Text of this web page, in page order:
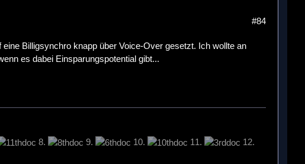
#84
Billigsynchro knapp über Voice-Over gesetzt. Ich wollte an
es dabei Einsparungspotential gibt...
8. 9. 10. 11. 12.